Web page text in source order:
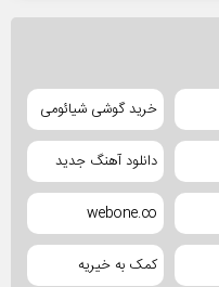
خرید گوشی شیائومی
دانلود آهنگ جدید
webone.co
کمک به خیریه